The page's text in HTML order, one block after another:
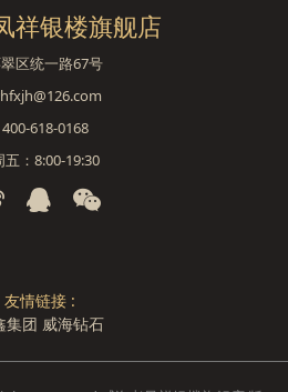
祥银楼旗舰店
区统一路67号
618-0168
五：8:00-19:30
友情链接 :
集团 威海钻石